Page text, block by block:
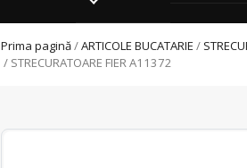
Prima pagină/ARTICOLE BUCATARIE /
/ STRECURATOARE FIER A11372